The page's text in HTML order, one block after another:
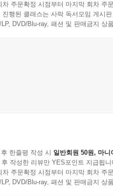
하는 탁월한 교양서를 찾는 독자
도인으로서 문화와 신앙의 관계를
책은 어렵다. 예배가 어떻게 작
가 어떻게 움직이는지 알아보기
적이지만 생생하고 도전적이
자원으로 더 깊이 이끈다. 그리
일러 대학교)
차 주문확정 시점부터 마지막 회차 주
진행된 클래스는 사락 독서모임 게시
DVD/Blu-ray, 패션 및 판매금지 상
한줄평 작성 시 일반회원 50원, 마니
작성한 리뷰만 YES포인트 지급됩니
차 주문확정 시점부터 마지막 회차 주
DVD/Blu-ray, 패션 및 판매금지 상